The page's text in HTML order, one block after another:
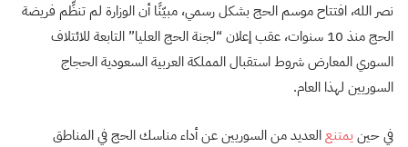
نصر الله، افتتاح موسم الحج بشكل رسمي، مبيّنًا أن الوزارة لم تنظِّم فريضة
الحج منذ 10 سنوات، عقب إعلان “لجنة الحج العليا” التابعة للائتلاف
السوري المعارض شروط استقبال المملكة العربية السعودية الحجاج
السوريين لهذا العام.
في حين يمتنعالعديد من السوريين عن أداء مناسك الحج في المناطق